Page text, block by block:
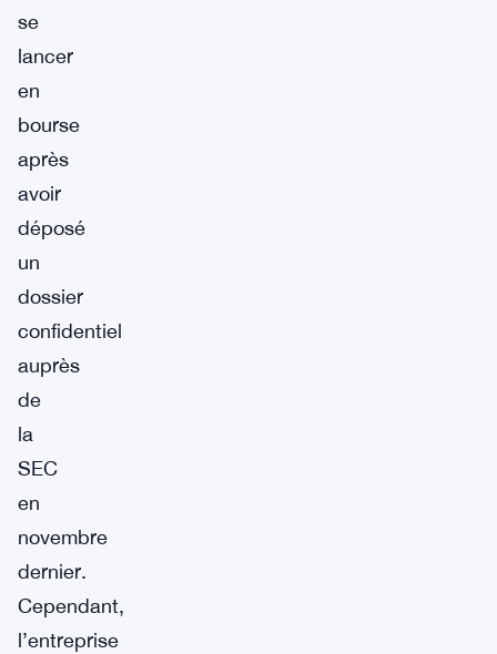
se
lancer
en
bourse
après
avoir
déposé
un
dossier
confidentiel
auprès
de
la
SEC
en
novembre
dernier.
Cependant,
l’entreprise